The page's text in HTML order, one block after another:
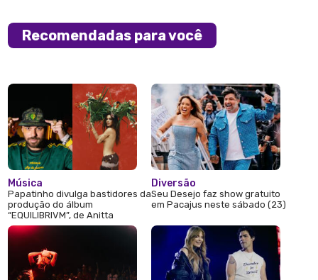
Recomendadas para você
Música
Papatinho divulga bastidores da
produção do álbum
“EQUILIBRIVM”, de Anitta
Diversão
Seu Desejo faz show gratuito
em Pacajus neste sábado (23)